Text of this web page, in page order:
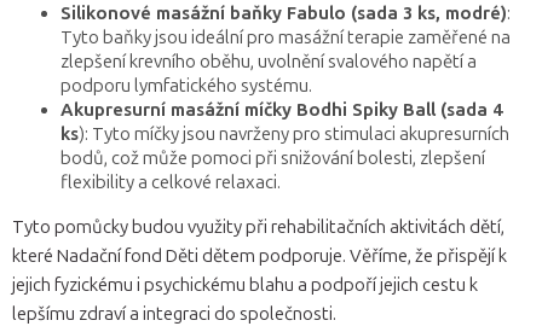
Silikonové masážní baňky Fabulo (sada 3 ks, modré):
Tyto baňky jsou ideální pro masážní terapie zaměřené na
zlepšení krevního oběhu, uvolnění svalového napětí a
podporu lymfatického systému.
Akupresurní masážní míčky Bodhi Spiky Ball (sada 4
ks): Tyto míčky jsou navrženy pro stimulaci akupresurních
bodů, což může pomoci při snižování bolesti, zlepšení
flexibility a celkové relaxaci.
Tyto pomůcky budou využity při rehabilitačních aktivitách dětí,
které Nadační fond Děti dětem podporuje. Věříme, že přispějí k
jejich fyzickému i psychickému blahu a podpoří jejich cestu k
lepšímu zdraví a integraci do společnosti.